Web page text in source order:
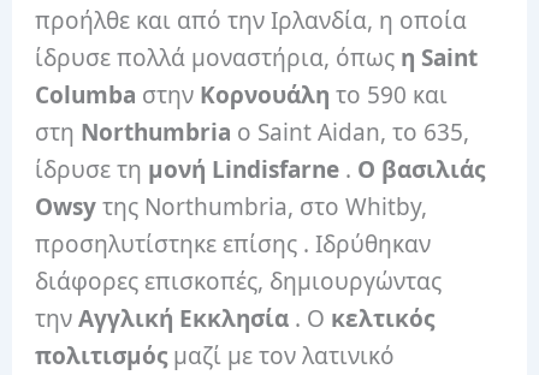
προήλθε και από την Ιρλανδία, η οποία
ίδρυσε πολλά μοναστήρια, όπως η Saint
Columba στην Κορνουάλη το 590 και
στη Northumbria ο Saint Aidan, το 635,
ίδρυσε τη μονή Lindisfarne . Ο βασιλιάς
Owsyτης Northumbria, στο Whitby,
προσηλυτίστηκε επίσης . Ιδρύθηκαν
διάφορες επισκοπές, δημιουργώντας
τηνΑγγλική Εκκλησία . Ο κελτικός
πολιτισμόςμαζί με τον λατινικό